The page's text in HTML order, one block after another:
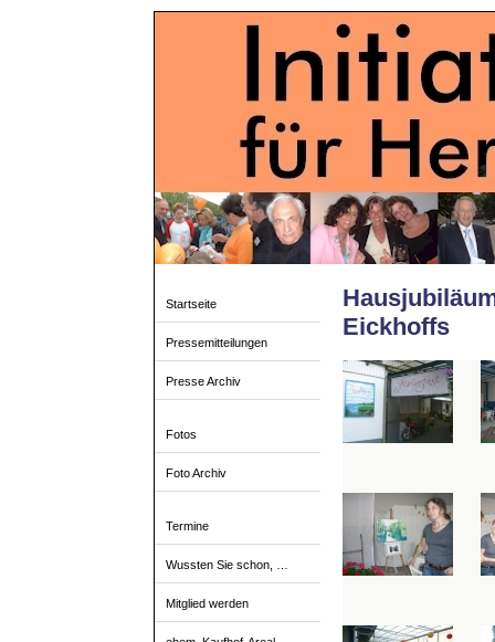
Startseite
Pressemitteilungen
Presse Archiv
Fotos
Foto Archiv
Termine
Wussten Sie schon, …
Mitglied werden
Eickhoffs